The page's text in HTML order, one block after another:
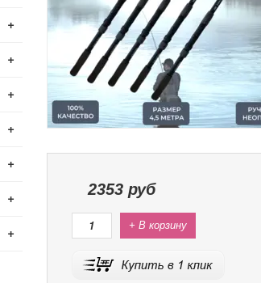
+
+
+
+
+
+
+
2353руб
+ В корзину